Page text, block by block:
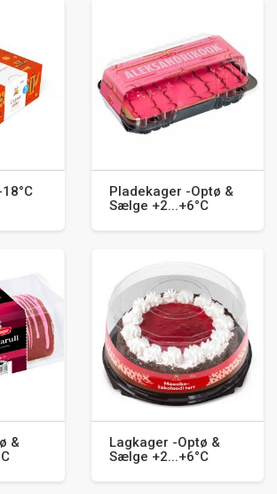
Pladekager -Optø &
Sælge +2...+6°C
&
Lagkager -Optø &
Sælge +2...+6°C